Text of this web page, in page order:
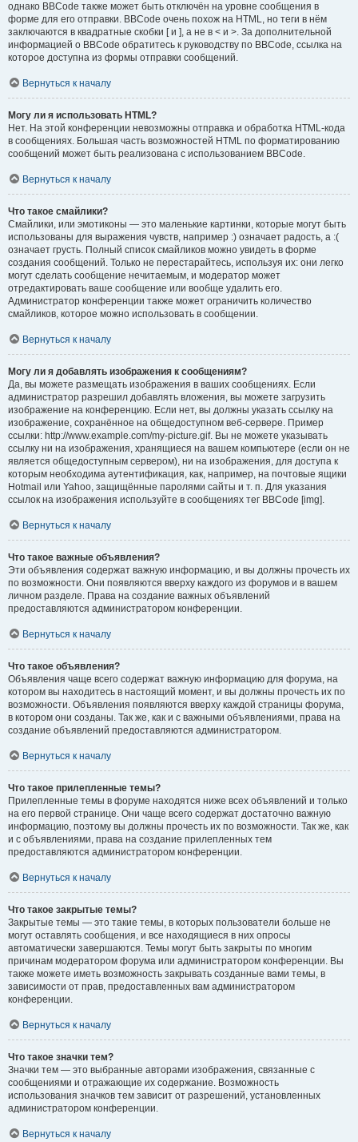
однако BBCode также может быть отключён на уровне сообщения в
форме для его отправки. BBCode очень похож на HTML, но теги в нём
заключаются в квадратные скобки [ и ], а не в < и >. За дополнительной
информацией о BBCode обратитесь к руководству по BBCode, ссылка на
которое доступна из формы отправки сообщений.
Вернуться к началу
Могу ли я использовать HTML?
Нет. На этой конференции невозможны отправка и обработка HTML-кода
в сообщениях. Большая часть возможностей HTML по форматированию
сообщений может быть реализована с использованием BBCode.
Вернуться к началу
Что такое смайлики?
Смайлики, или эмотиконы — это маленькие картинки, которые могут быть
использованы для выражения чувств, например :) означает радость, а :(
означает грусть. Полный список смайликов можно увидеть в форме
создания сообщений. Только не перестарайтесь, используя их: они легко
могут сделать сообщение нечитаемым, и модератор может
отредактировать ваше сообщение или вообще удалить его.
Администратор конференции также может ограничить количество
смайликов, которое можно использовать в сообщении.
Вернуться к началу
Могу ли я добавлять изображения к сообщениям?
Да, вы можете размещать изображения в ваших сообщениях. Если
администратор разрешил добавлять вложения, вы можете загрузить
изображение на конференцию. Если нет, вы должны указать ссылку на
изображение, сохранённое на общедоступном веб-сервере. Пример
ссылки: http://www.example.com/my-picture.gif. Вы не можете указывать
ссылку ни на изображения, хранящиеся на вашем компьютере (если он не
является общедоступным сервером), ни на изображения, для доступа к
которым необходима аутентификация, как, например, на почтовые ящики
Hotmail или Yahoo, защищённые паролями сайты и т. п. Для указания
ссылок на изображения используйте в сообщениях тег BBCode [img].
Вернуться к началу
Что такое важные объявления?
Эти объявления содержат важную информацию, и вы должны прочесть их
по возможности. Они появляются вверху каждого из форумов и в вашем
личном разделе. Права на создание важных объявлений
предоставляются администратором конференции.
Вернуться к началу
Что такое объявления?
Объявления чаще всего содержат важную информацию для форума, на
котором вы находитесь в настоящий момент, и вы должны прочесть их по
возможности. Объявления появляются вверху каждой страницы форума,
в котором они созданы. Так же, как и с важными объявлениями, права на
создание объявлений предоставляются администратором.
Вернуться к началу
Что такое прилепленные темы?
Прилепленные темы в форуме находятся ниже всех объявлений и только
на его первой странице. Они чаще всего содержат достаточно важную
информацию, поэтому вы должны прочесть их по возможности. Так же, как
и с объявлениями, права на создание прилепленных тем
предоставляются администратором конференции.
Вернуться к началу
Что такое закрытые темы?
Закрытые темы — это такие темы, в которых пользователи больше не
могут оставлять сообщения, и все находящиеся в них опросы
автоматически завершаются. Темы могут быть закрыты по многим
причинам модератором форума или администратором конференции. Вы
также можете иметь возможность закрывать созданные вами темы, в
зависимости от прав, предоставленных вам администратором
конференции.
Вернуться к началу
Что такое значки тем?
Значки тем — это выбранные авторами изображения, связанные с
сообщениями и отражающие их содержание. Возможность
использования значков тем зависит от разрешений, установленных
администратором конференции.
Вернуться к началу